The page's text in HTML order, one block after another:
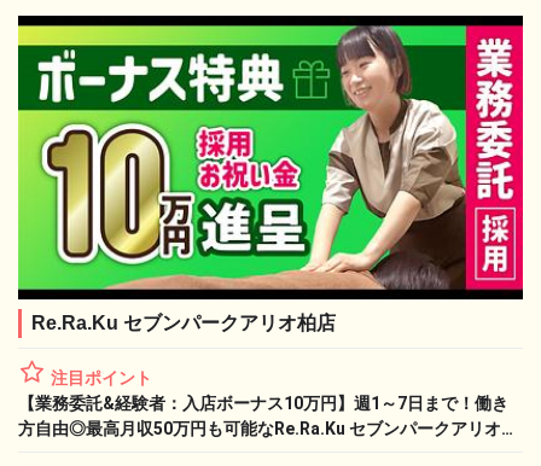
Re.Ra.Ku セブンパークアリオ柏店
注目ポイント
【業務委託&経験者：入店ボーナス10万円】週1～7日まで！働き
方自由◎最高月収50万円も可能なRe.Ra.Ku セブンパークアリオ柏